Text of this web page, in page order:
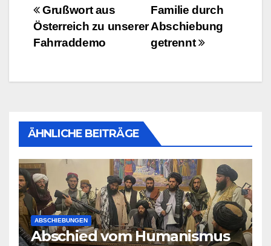
Beitragsnavigation
Familie durch
Abschiebung
getrennt
Grußwort aus
Österreich zu unserer
Fahrraddemo
ÄHNLICHE BEITRÄGE
ABSCHIEBUNGEN
Abschied vom Humanismus